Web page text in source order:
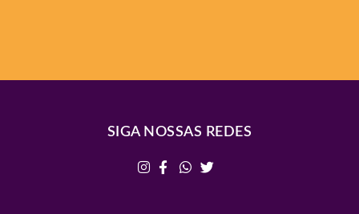
SIGA NOSSAS REDES